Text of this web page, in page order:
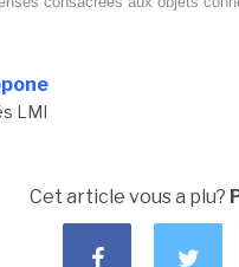
LMI
Cet article vous a plu?